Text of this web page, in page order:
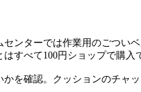
ンターでは作業用のごつい
すべて100円ショップで購入
を確認。クッションのチャ